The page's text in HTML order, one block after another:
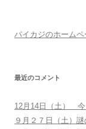
パイカジのホーム
最近のコメント
12月14日（土） 今
９月２７日（土）謎